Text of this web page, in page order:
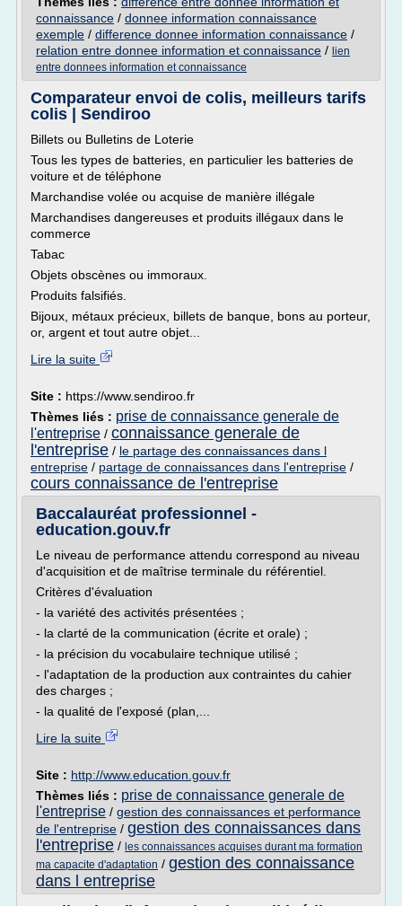
connaissance / donnee information connaissance
exemple / difference donnee information connaissance /
relation entre donnee information et connaissance / lien
entre donnees information et connaissance
Comparateur envoi de colis, meilleurs tarifs
colis | Sendiroo
Billets ou Bulletins de Loterie
Tous les types de batteries, en particulier les batteries de
voiture et de téléphone
Marchandise volée ou acquise de manière illégale
Marchandises dangereuses et produits illégaux dans le
commerce
Tabac
Objets obscènes ou immoraux.
Produits falsifiés.
Bijoux, métaux précieux, billets de banque, bons au porteur,
or, argent et tout autre objet...
Lire la suite
Site : https://www.sendiroo.fr
Thèmes liés : prise de connaissance generale de
l'entreprise / connaissance generale de
l'entreprise / le partage des connaissances dans l
entreprise / partage de connaissances dans l'entreprise /
cours connaissance de l'entreprise
Baccalauréat professionnel -
education.gouv.fr
Le niveau de performance attendu correspond au niveau
d'acquisition et de maîtrise terminale du référentiel.
Critères d'évaluation
- la variété des activités présentées ;
- la clarté de la communication (écrite et orale) ;
- la précision du vocabulaire technique utilisé ;
- l'adaptation de la production aux contraintes du cahier
des charges ;
- la qualité de l'exposé (plan,...
Lire la suite
Site : http://www.education.gouv.fr
Thèmes liés : prise de connaissance generale de
l'entreprise / gestion des connaissances et performance
de l'entreprise / gestion des connaissances dans
l'entreprise / les connaissances acquises durant ma formation
ma capacite d'adaptation / gestion des connaissance
dans l entreprise